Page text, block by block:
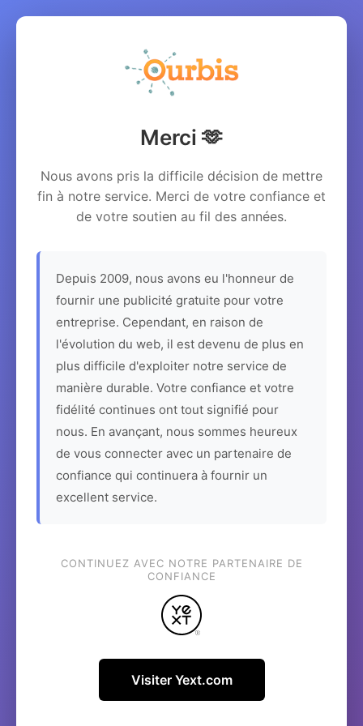
Merci 🫶
Nous avons pris la difficile décision de mettre
fin à notre service. Merci de votre confiance et
de votre soutien au fil des années.
Depuis 2009, nous avons eu l'honneur de
fournir une publicité gratuite pour votre
entreprise. Cependant, en raison de
l'évolution du web, il est devenu de plus en
plus difficile d'exploiter notre service de
manière durable. Votre confiance et votre
fidélité continues ont tout signifié pour
nous. En avançant, nous sommes heureux
de vous connecter avec un partenaire de
confiance qui continuera à fournir un
excellent service.
CONTINUEZ AVEC NOTRE PARTENAIRE DE
CONFIANCE
Visiter Yext.com